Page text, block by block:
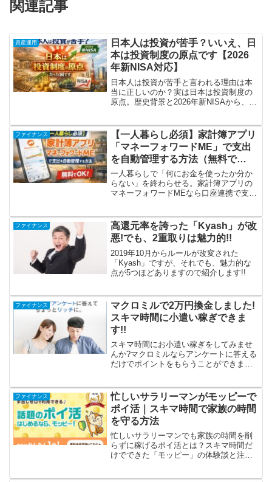
関連記事
資産運用
日本人は投資が苦手？いいえ、日
本は投資制度の原点です【2026
年新NISA対応】
日本人は投資が苦手と言われる理由は本
当に正しいのか？実は日本は投資制度の
原点。歴史背景と2026年新NISAから、現
ファイナンス
【一人暮らし必須】家計簿アプリ
「マネーフォワードME」で支出
を自動管理する方法（無料で
OK）
一人暮らしで「何にお金を使ったか分か
らない」を終わらせる。家計簿アプリの
マネーフォワードMEなら口座連携で支出
ファイナンス
高還元率を誇った「Kyash」が改
悪!でも、2重取りは魅力的!!
2019年10月からルールが改変された
「Kyash」ですが、それでも、魅力的な
点が5つほどありますので紹介します!!
ファイナンス
マクロミルで2万円換金しました!
スキマ時間に小遣い稼ぎできま
す!!
スキマ時間にお小遣い稼ぎをしてみませ
んか?マクロミルならアンケートに答える
だけでポイントをもらうことができま
ファイナンス
忙しいサラリーマンがモッピーで
ポイ活｜スキマ時間で家族の時間
を守る方法
忙しいサラリーマンでも家族の時間を削
らずに稼げるポイ活とは？スキマ時間だ
けでできた「モッピー」の体験談と注意